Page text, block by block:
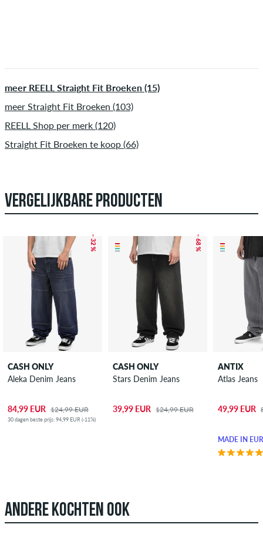
meer REELL Straight Fit Broeken (15)
meer Straight Fit Broeken (103)
REELL Shop per merk (120)
Straight Fit Broeken te koop (66)
VERGELIJKBARE PRODUCTEN
– 32 %
CASH ONLY
Aleka Denim Jeans
84,99 EUR 124,99 EUR
30 dagen beste prijs: 94,99 EUR (-11%)
– 68 %
CASH ONLY
Stars Denim Jeans
39,99 EUR 124,99 EUR
ANTIX
Atlas Jeans
49,99 EUR
MADE IN
ANDERE KOCHTEN OOK